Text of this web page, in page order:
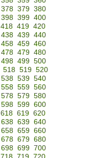
378 379 380
398 399 400
418 419 420
438 439 440
458 459 460
478 479 480
498 499 500
518 519 520
538 539 540
558 559 560
578 579 580
598 599 600
618 619 620
638 639 640
658 659 660
678 679 680
698 699 700